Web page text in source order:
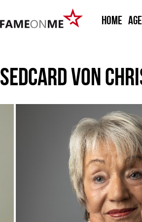
HOME
SEDCARD VON